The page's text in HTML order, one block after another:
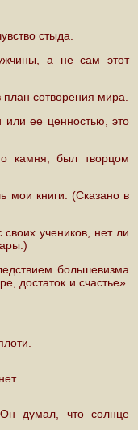
стыда.
а не сам этот
сотворения мира.
или ее ценностью, это
камня, был творцом
мои книги. (Сказано в
учеников, нет ли
большевизма
достаток и счастье».
думал, что солнце